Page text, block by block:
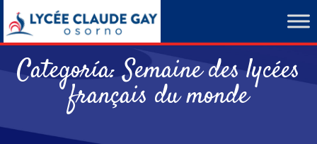
Categoría:Semaine des lycées
français du monde